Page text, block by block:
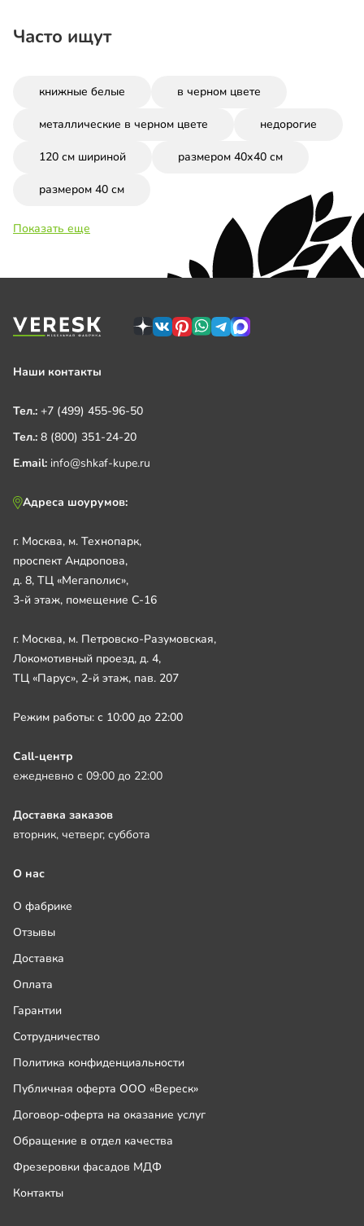
Часто ищут
книжные белые в черном цвете
металлические в черном цвете недорогие
120 см шириной размером 40х40 см
размером 40 см
Показать еще
Наши контакты
Тел.: +7 (499) 455-96-50
Тел.: 8 (800) 351-24-20
E.mail: info@shkaf-kupe.ru
Адреса шоурумов:
г. Москва, м. Технопарк,
проспект Андропова,
д. 8, ТЦ «Мегаполис»,
3-й этаж, помещение С-16
г. Москва, м. Петровско-Разумовская,
Локомотивный проезд, д. 4,
ТЦ «Парус», 2-й этаж, пав. 207
Режим работы: с 10:00 до 22:00
Call-центр
ежедневно с 09:00 до 22:00
Доставка заказов
вторник, четверг, суббота
О нас
О фабрике
Отзывы
Доставка
Оплата
Гарантии
Сотрудничество
Политика конфиденциальности
Публичная оферта ООО «Вереск»
Договор-оферта на оказание услуг
Обращение в отдел качества
Фрезеровки фасадов МДФ
Контакты